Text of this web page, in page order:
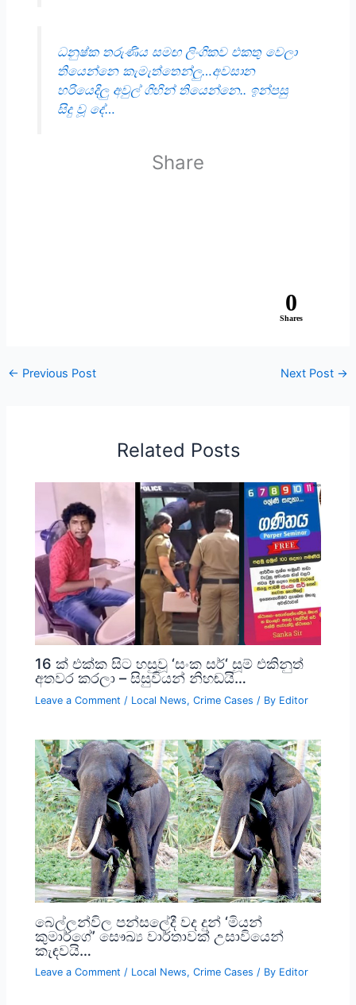
ධනුෂ්ක තරුණිය සමඟ ලිංගිකව එකතු වෙලා
තියෙන්නෙ කැමැත්තෙන්ලු…අවසාන
හරියෙදිලු අවුල් ගිහින් තියෙන්නෙ.. ඉන්පසු
සිදු වූ දේ…
Share
0
Shares
← Previous Post Next Post →
Related Posts
16 ක් එක්ක සිට හසුවූ ‘සංක සර්‘ සූම් එකිනුත්
අතවර කරලා – සිසුවියන් නිහඬයි…
Leave a Comment / Local News,Crime Cases / By Editor
බෙල්ලන්විල පන්සලේදී වද දුන් ‘මියන්
කුමාර්ගේ’ සෞඛ්‍ය වාර්තාවක් උසාවියෙන්
කැඳවයි…
Leave a Comment / Local News,Crime Cases / By Editor